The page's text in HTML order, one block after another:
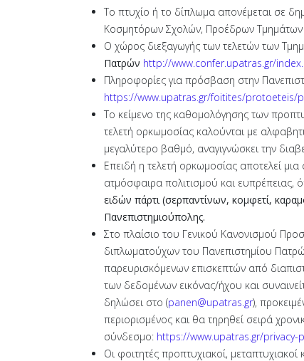
Το πτυχίο ή το δίπλωμα απονέμεται σε
Κοσμητόρων Σχολών, Προέδρων
Ο χώρος διεξαγωγής των τελετών των
Πατρών http://www.confer.upatras.gr/
Πληροφορίες για πρόσβαση στην
https://www.upatras.gr/foitites/
Το κείμενο της καθομολόγησης των
τελετή ορκωμοσίας καλούνται με
μεγαλύτερο βαθμό, αναγιγνώσκει την
Επειδή η τελετή ορκωμοσίας αποτελεί
ατμόσφαιρα πολιτισμού και ευπρέπειας,
ειδών πάρτι (σερπαντίνων, κομφετί,
Πανεπιστημιούπολης.
Στο πλαίσιο του Γενικού Κανονισμού
διπλωματούχων του Πανεπιστημίου
παρευρισκόμενων επισκεπτών από
των δεδομένων εικόνας/ήχου και
δηλώσει στο (panen@upatras.gr),
περιορισμένος και θα τηρηθεί σειρά
σύνδεσμο: https://www.upatras.gr/privacy-
Οι φοιτητές προπτυχιακοί,